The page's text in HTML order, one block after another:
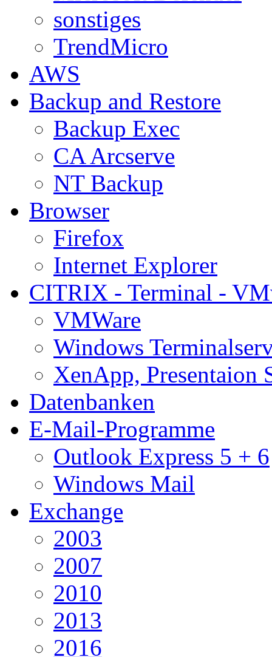
sonstiges
TrendMicro
AWS
Backup and Restore
Backup Exec
CA Arcserve
NT Backup
Browser
Firefox
Internet Explorer
CITRIX - Terminal -
VMWare
Windows
XenApp, Presentaion
Datenbanken
E-Mail-Programme
Outlook Express 5 + 6
Windows Mail
Exchange
2003
2007
2010
2013
2016